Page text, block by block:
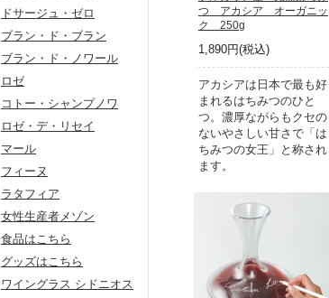
つ アカシア オーガニッ
ク 250g
1,890円(税込)
アカシアは日本で最も好
まれるはちみつのひと
つ。濃厚ながらもクセの
ないやさしい甘さで「は
ちみつの女王」と称され
ます。
ドサージュ・ゼロ
ブラン・ド・ブラン
ブラン・ド・ノワール
ロゼ
コトー・シャンプノワ
ロゼ・デ・リセイ
マール
フィーヌ
ラタフィア
女性生産者メゾン
食品はこちら
グッズはこちら
ワイングラス シドニオス